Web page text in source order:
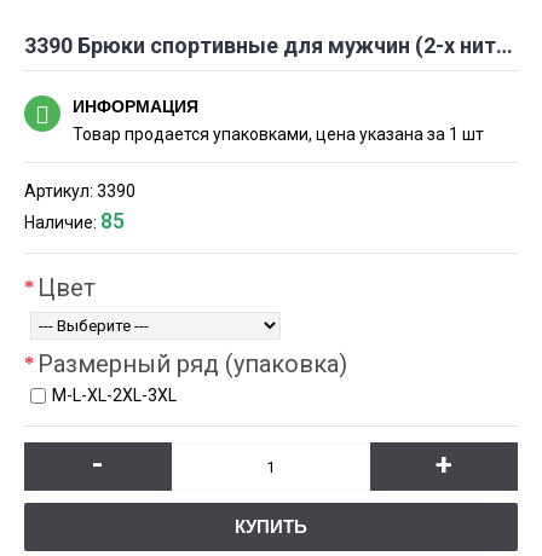
3390 Брюки спортивные для мужчин (2-х нитка)
ИНФОРМАЦИЯ
Товар продается упаковками, цена указана за 1 шт
Артикул: 3390
Наличие: 85
Цвет
Размерный ряд (упаковка)
М-L-XL-2XL-3XL
- +
КУПИТЬ